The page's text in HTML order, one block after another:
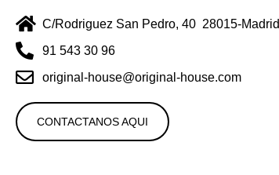
C/Rodriguez San Pedro, 40 28015-Madrid
91 543 30 96
original-house@original-house.com
CONTACTANOS AQUI